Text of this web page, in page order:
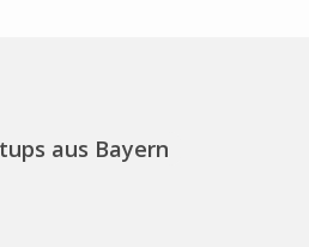
aus Bayern